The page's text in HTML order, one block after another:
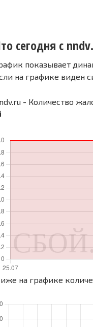
сегодня с
показывает
на графике виден
- Количество
на графике